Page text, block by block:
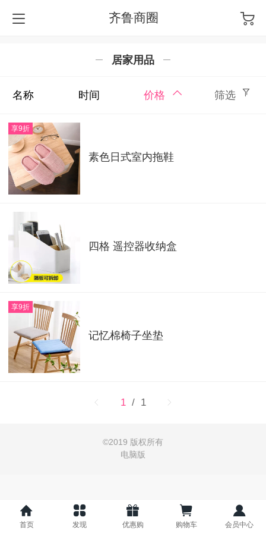
齐鲁商圈
居家用品
名称 时间 价格 筛选
享9折
素色日式室内拖鞋
四格 遥控器收纳盒
享9折
记忆棉椅子坐垫
1 / 1
©2019 版权所有
电脑版
首页 发现 优惠购 购物车 会员中心